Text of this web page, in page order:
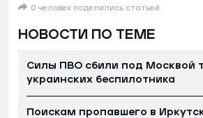
0 человек поделились статьей
НОВОСТИ ПО ТЕМЕ
Силы ПВО сбили под Москвой
украинских беспилотника
Поискам пропавшего в